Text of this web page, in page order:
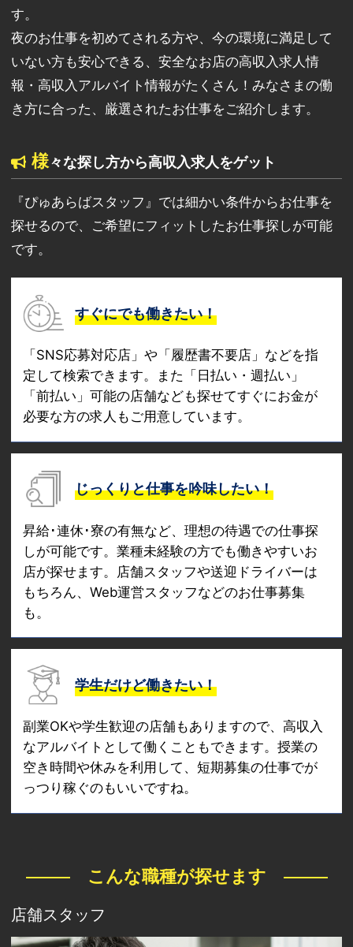
す。
夜のお仕事を初めてされる方や、今の環境に満足して
いない方も安心できる、安全なお店の高収入求人情
報・高収入アルバイト情報がたくさん！みなさまの働
き方に合った、厳選されたお仕事をご紹介します。
様々な探し方から高収入求人をゲット
『ぴゅあらばスタッフ』では細かい条件からお仕事を
探せるので、ご希望にフィットしたお仕事探しが可能
です。
すぐにでも働きたい！
「SNS応募対応店」や「履歴書不要店」などを指
定して検索できます。また「日払い・週払い」
「前払い」可能の店舗なども探せてすぐにお金が
必要な方の求人もご用意しています。
じっくりと仕事を吟味したい！
昇給･連休･寮の有無など、理想の待遇での仕事探
しが可能です。業種未経験の方でも働きやすいお
店が探せます。店舗スタッフや送迎ドライバーは
もちろん、Web運営スタッフなどのお仕事募集
も。
学生だけど働きたい！
副業OKや学生歓迎の店舗もありますので、高収入
なアルバイトとして働くこともできます。授業の
空き時間や休みを利用して、短期募集の仕事でが
っつり稼ぐのもいいですね。
こんな職種が探せます
店舗スタッフ